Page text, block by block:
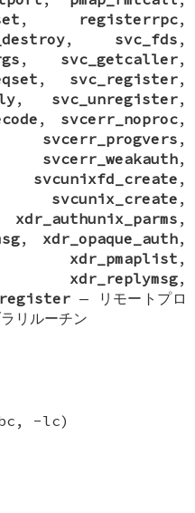
, registerrpc,
, svc_fds ,
, svc_getcaller,
, svc_register,
, svc_unregister,
, svcerr_noproc,
svcerr_progvers ,
svcerr_weakauth,
svcunixfd_create ,
svcunix_create ,
xdr_authunix_parms ,
, xdr_opaque_auth,
xdr_pmaplist ,
xdr_replymsg,
—
リモートプロ
リルーチン
-lc)